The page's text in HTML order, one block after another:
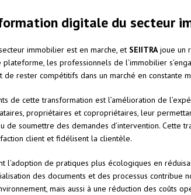
digitale du secteur
immobilier est en marche, et SEIITRAjoue un
les professionnels de l’immobilier
rester compétitifs dans un marché en constante
de cette transformation est l’amélioration de
propriétaires et copropriétaires, leur
de soumettre des demandes d’intervention. Cette
client et fidélisent la clientèle.
l’adoption de pratiques plus écologiques en
des documents et des processus contribue
mais aussi à une réduction des coûts